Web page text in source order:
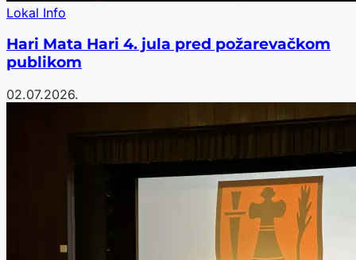
Lokal Info
Hari Mata Hari 4. jula pred požarevačkom
publikom
02.07.2026.